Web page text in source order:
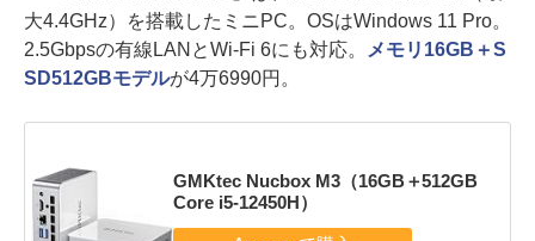
大4.4GHz）を搭載したミニPC。OSはWindows 11 Pro。
2.5Gbpsの有線LANとWi-Fi 6にも対応。
メモリ16GB＋S
SD512GBモデルが4万6990円。
GMKtec Nucbox M3（16GB＋512GB
Core i5-12450H）